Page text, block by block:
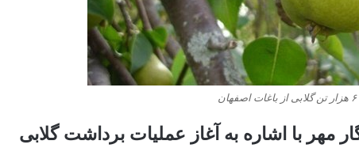
مهر با اشاره به آغاز عملیات برداشت گلابی